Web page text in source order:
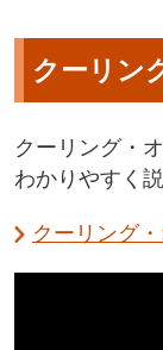
クーリン
クーリング・
わかりやすく
クーリング